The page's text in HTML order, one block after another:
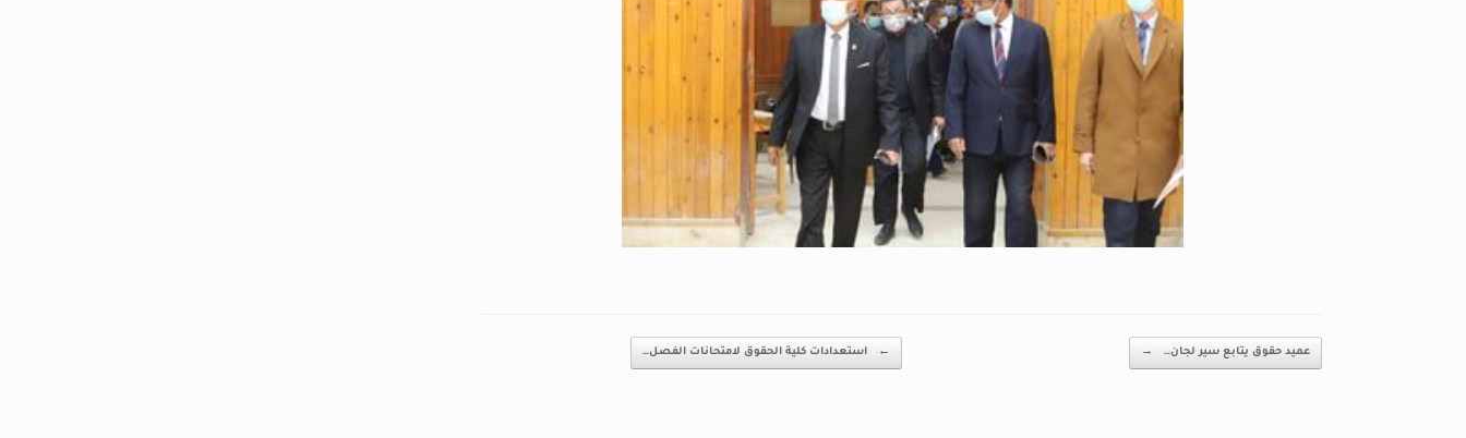
Post navigation
← استعدادات كلية الحقوق لامتحانات الفصل… عميد حقوق يتابع سير لجان… →